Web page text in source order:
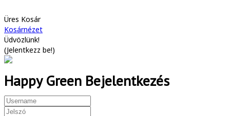
Üres Kosár
Kosárnézet
Üdvözlünk!
(Jelentkezz be!)
Happy Green Bejelentkezés